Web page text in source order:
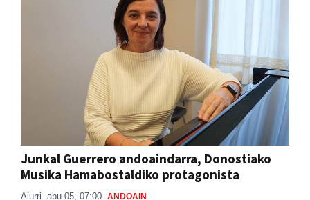
Junkal Guerrero andoaindarra, Donostiako
Musika Hamabostaldiko protagonista
Aiurri abu 05, 07:00 ANDOAIN